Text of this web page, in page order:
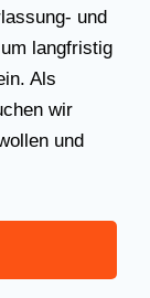
und
langfristig
Als
wir
und